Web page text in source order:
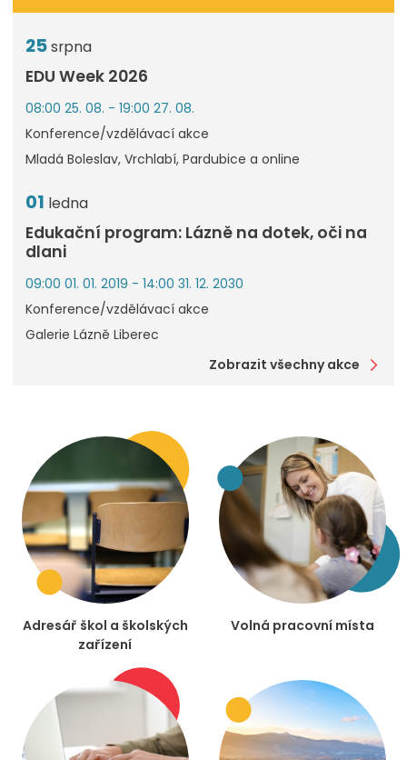
25srpna
EDU Week 2026
08:00 25. 08. - 19:00 27. 08.
Konference/vzdělávací akce
Mladá Boleslav, Vrchlabí, Pardubice a online
01 ledna
Edukační program: Lázně na dotek, oči na
dlani
09:00 01. 01. 2019 - 14:00 31. 12. 2030
Konference/vzdělávací akce
Galerie Lázně Liberec
Zobrazit všechny akce
Adresář škol a školských
zařízení
Volná pracovní místa